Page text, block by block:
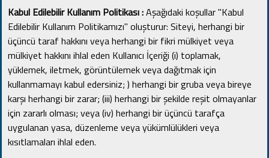
Kabul Edilebilir Kullanım Politikası :Aşağıdaki koşullar "Kabul
Edilebilir Kullanım Politikamızı" oluşturur: Siteyi, herhangi bir
üçüncü taraf hakkını veya herhangi bir fikri mülkiyet veya
mülkiyet hakkını ihlal eden Kullanıcı İçeriği (i) toplamak,
yüklemek, iletmek, görüntülemek veya dağıtmak için
kullanmamayı kabul edersiniz; ) herhangi bir gruba veya bireye
karşı herhangi bir zarar; (iii) herhangi bir şekilde reşit olmayanlar
için zararlı olması; veya (iv) herhangi bir üçüncü tarafça
uygulanan yasa, düzenleme veya yükümlülükleri veya
kısıtlamaları ihlal eden.